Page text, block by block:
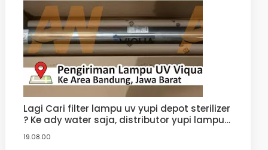
Lagi Cari filter lampu uv yupi depot sterilizer
? Ke ady water saja, distributor yupi lampu
filter uv yang jual uv sterilizer dengan harga
uv sterilizer terbaik
19.08.00